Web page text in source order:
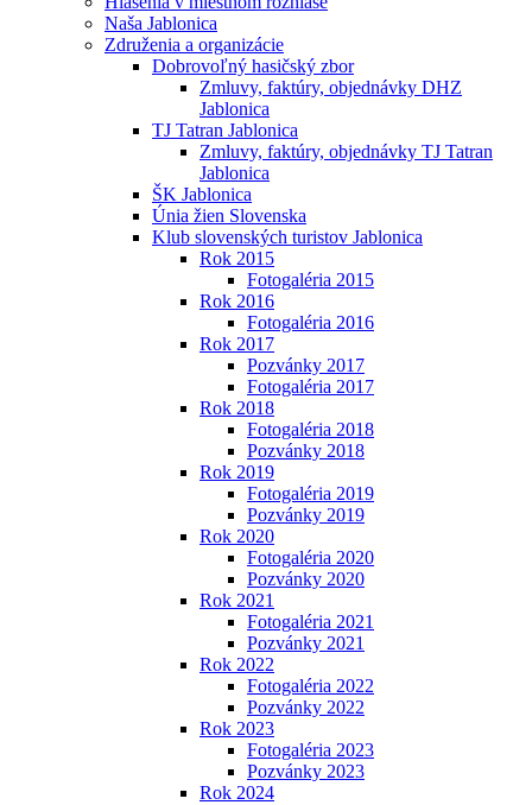
Naša Jablonica
Združenia a organizácie
Dobrovoľný hasičský zbor
Zmluvy, faktúry, objednávky DHZ
Jablonica
TJ Tatran Jablonica
Zmluvy, faktúry, objednávky TJ Tatran
Jablonica
ŠK Jablonica
Únia žien Slovenska
Klub slovenských turistov Jablonica
Rok 2015
Fotogaléria 2015
Rok 2016
Fotogaléria 2016
Rok 2017
Pozvánky 2017
Fotogaléria 2017
Rok 2018
Fotogaléria 2018
Pozvánky 2018
Rok 2019
Fotogaléria 2019
Pozvánky 2019
Rok 2020
Fotogaléria 2020
Pozvánky 2020
Rok 2021
Fotogaléria 2021
Pozvánky 2021
Rok 2022
Fotogaléria 2022
Pozvánky 2022
Rok 2023
Fotogaléria 2023
Pozvánky 2023
Rok 2024